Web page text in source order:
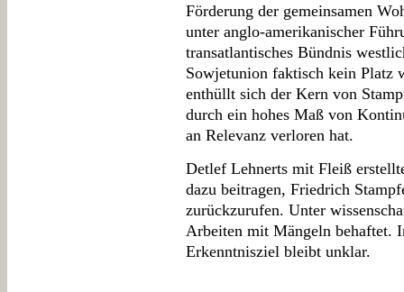
Förderung der gemeinsamen
unter anglo-amerikanischer
transatlantisches Bündnis
Sowjetunion faktisch kein Platz
enthüllt sich der Kern von
durch ein hohes Maß von
an Relevanz verloren hat.
Detlef Lehnerts mit Fleiß
dazu beitragen, Friedrich
zurückzurufen. Unter
Arbeiten mit Mängeln behaftet.
Erkenntnisziel bleibt unklar.